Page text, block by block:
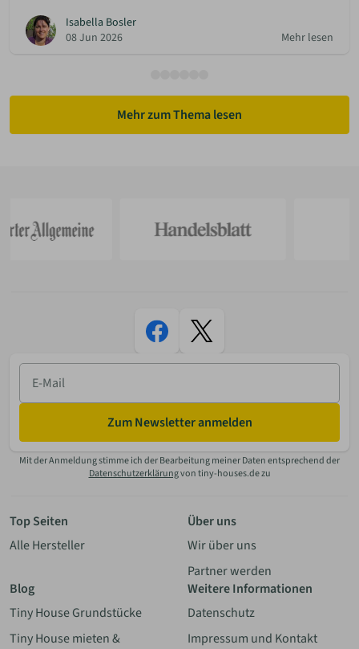
Isabella Bosler
08 Jun 2026
Mehr lesen
Mehr zum Thema lesen
E-
Mail
Zum Newsletter anmelden
Mit der Anmeldung stimme ich der Bearbeitung meiner Daten entsprechend der
Datenschutzerklärungvon tiny-houses.de zu
Top Seiten
Alle Hersteller
Über uns
Wir über uns
Partner werden
Blog
Tiny House Grundstücke
Tiny House mieten &
Weitere Informationen
Datenschutz
Impressum und Kontakt